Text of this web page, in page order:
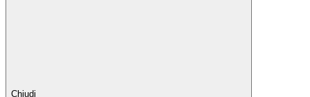
Chiudi